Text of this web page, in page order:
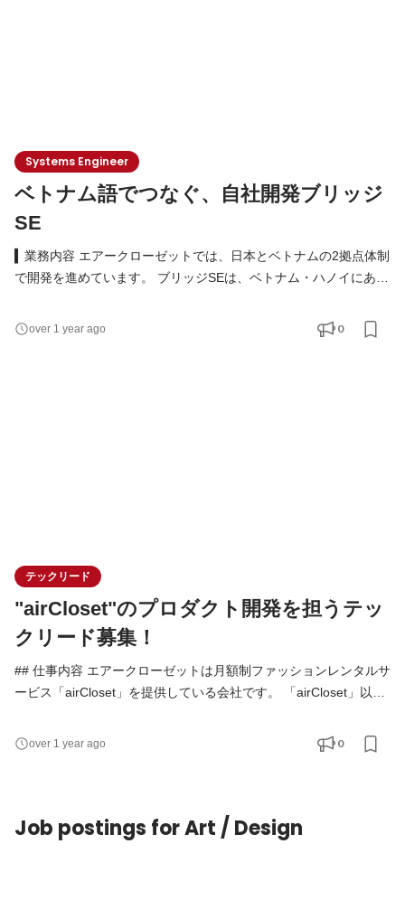
Systems Engineer
ベトナム語でつなぐ、自社開発ブリッジ
SE
▍業務内容 エアークローゼットでは、日本とベトナムの2拠点体制
で開発を進めています。 ブリッジSEは、ベトナム・ハノイにある
伝達、進捗・品質の管理、課題の整理・調整などを通じて、開発
over 1 year ago 0
テックリード
"airCloset"のプロダクト開発を担うテッ
クリード募集！
## 仕事内容 エアークローゼットは月額制ファッションレンタルサ
ービス「airCloset」を提供している会社です。 「airCloset」以外
「airCloset Mall」も運営しています。 また2024年秋11月には、
ドレスアイテムのファッションレンタル『airCloset Dress』をス
の中核
over 1 year ago 0
Job postings for Art / Design